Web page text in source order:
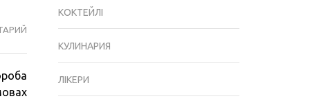
ДОМАШНІХ
УМОВАХ
ЛІКУВАТИ
КОКТЕЙЛІ
КУЛИНАРИЯ
ЛІКЕРИ